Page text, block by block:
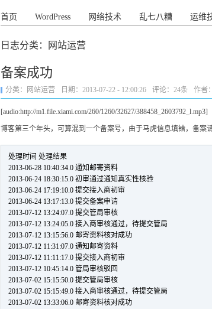
首页 WordPress 网络技术 乱七八糟 运维
日志分类：网站运营
备案成功
分类： 网站运营 日期：2013-07-22 - 12:00:26 评论： 24条 作者
[audio:http://m1.file.xiami.com/260/1260/32627/388458_2603792_l.mp3]
博客第三个年头，可算混到一个备案号，由于马虎信息填错，备案
处理时间 处理结果
2013-06-28 10:40:34.0 通知邮寄资料
2013-06-24 18:30:15.0 初审通过通知真实性核验
2013-06-24 17:19:10.0 提交接入商初审
2013-06-24 13:17:13.0 提交备案申请
2013-07-12 13:24:07.0 提交管局审核
2013-07-12 13:24:05.0 接入商审核通过，待提交管局
2013-07-12 13:15:56.0 邮寄资料核对成功
2013-07-12 11:31:07.0 通知邮寄资料
2013-07-12 11:11:17.0 提交接入商初审
2013-07-12 10:45:14.0 管局审核驳回
2013-07-02 15:15:50.0 提交管局审核
2013-07-02 15:15:49.0 接入商审核通过，待提交管局
2013-07-02 13:33:06.0 邮寄资料核对成功